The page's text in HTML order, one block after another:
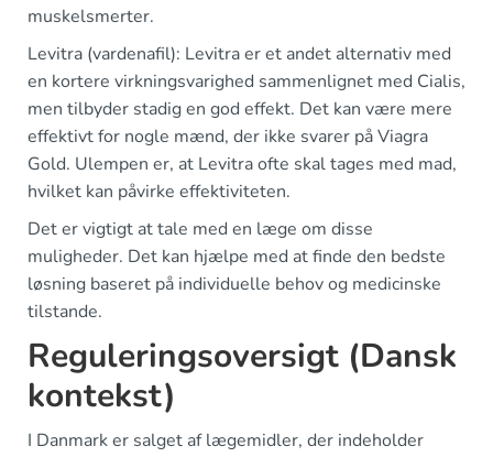
muskelsmerter.
Levitra (vardenafil): Levitra er et andet alternativ med
en kortere virkningsvarighed sammenlignet med Cialis,
men tilbyder stadig en god effekt. Det kan være mere
effektivt for nogle mænd, der ikke svarer på Viagra
Gold. Ulempen er, at Levitra ofte skal tages med mad,
hvilket kan påvirke effektiviteten.
Det er vigtigt at tale med en læge om disse
muligheder. Det kan hjælpe med at finde den bedste
løsning baseret på individuelle behov og medicinske
tilstande.
Reguleringsoversigt (Dansk
kontekst)
I Danmark er salget af lægemidler, der indeholder